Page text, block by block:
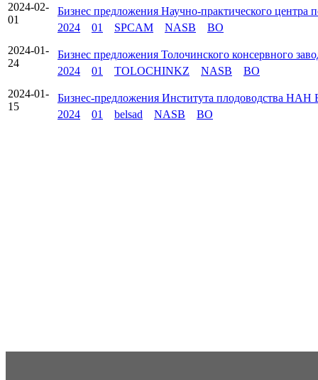
2024-02-
01
Бизнес предложения Научно-практического центра
2024
01 SPCAM NASB
BO
2024-01-
24
Бизнес предложения Толочинского консервного
2024
01 TOLOCHINKZ NASB
BO
2024-01-
15
Бизнес-предложения Института плодоводства НАН
2024
01 belsad NASB BO